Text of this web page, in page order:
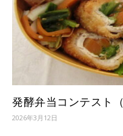
発酵弁当コンテスト
2026年3月12日